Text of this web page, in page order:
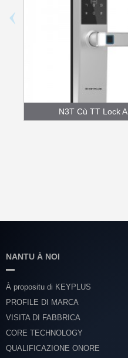
N3T Cù TT Lock
NANTU À NOI
À propositu di KEYPLUS
PROFILE DI MARCA
VISITA DI FABBRICA
CORE TECHNOLOGY
QUALIFICAZIONE ONORE